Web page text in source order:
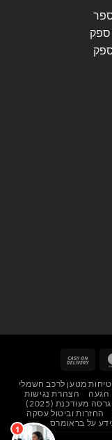
MasterCard
Delivery
מטען לרכב חשמלי
הגעה
הצהרת נגישות
מעודכנת (2025)
החזרות וביטול עסקה
על בראומרס